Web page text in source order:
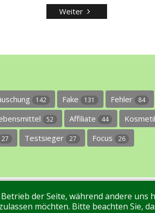
Weiter
142 Fake 131 Fehler 84
52 Affiliate 44
27 Testsieger 27 Focus 26
Sie uns! Login
der Seite, während andere
möchten. Bitte beachten Sie,